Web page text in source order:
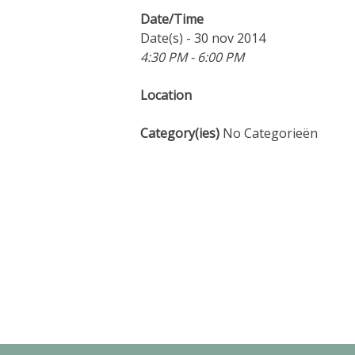
Date/Time
Date(s) - 30 nov 2014
4:30 PM - 6:00 PM
Location
Category(ies) No Categorieën